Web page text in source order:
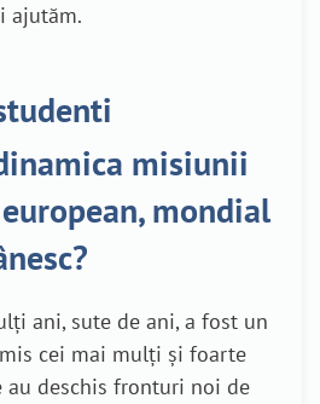
ajutăm.
misiunii
mondial
ani, sute de ani, a fost un
cei mai mulți și foarte
au deschis fronturi noi de